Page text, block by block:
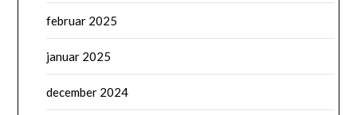
februar 2025
januar 2025
december 2024